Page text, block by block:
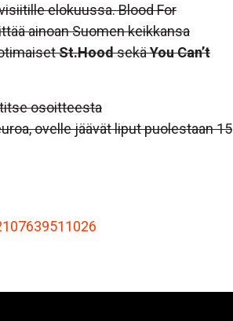
elokuussa. Blood For
ainoan Suomen keikkansa
St.HoodsekäYou Can’t
osoitteesta
ovelle jäävät liput puolestaan 15